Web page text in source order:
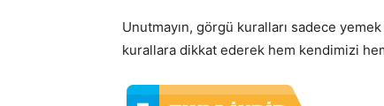
Unutmayın, görgü kuralları sadece
kurallara dikkat ederek hem kendimizi